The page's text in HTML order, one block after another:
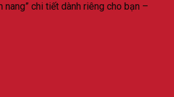
nang” chi tiết dành riêng cho bạn –